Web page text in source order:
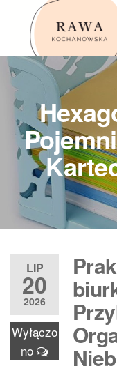
Przejdź
LIP
20
2026
Wyłączo
no